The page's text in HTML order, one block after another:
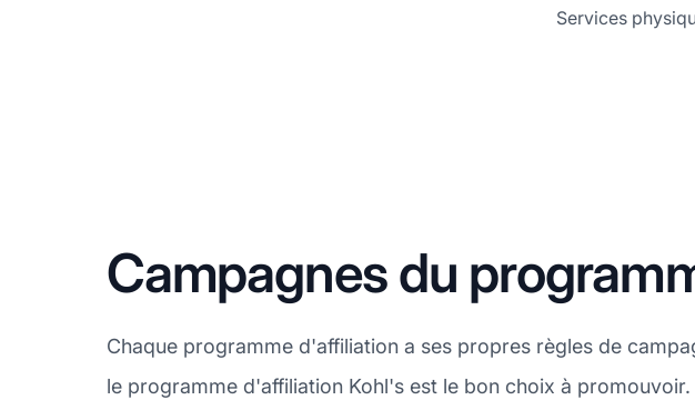
Services
Campagnes du
Chaque programme d'affiliation a ses propres règles de
le programme d'affiliation Kohl's est le bon choix à